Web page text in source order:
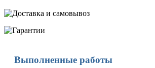
Выполненные работы